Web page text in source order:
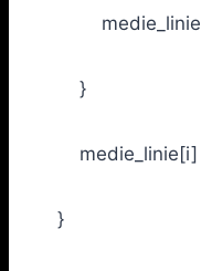
}
medie_linie[i]
}